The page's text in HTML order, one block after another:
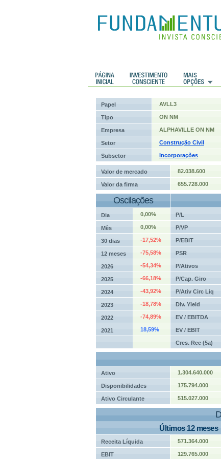
Histórico de cotações
Papel AVLL3
Tipo ON NM
Empresa ALPHAVILLE ON NM
Setor Construção Civil
Subsetor Incorporações
Valor de mercado 82.038.600
Valor da firma 655.728.000
Oscilações
Dia 0,00% P/L
Mês 0,00% P/VP
30 dias -17,52% P/EBIT
12 meses -75,58% PSR
2026 -54,34% P/Ativos
2025 -66,18% P/Cap. Giro
2024 -43,92% P/Ativ Circ Liq
2023 -18,78% Div. Yield
2022 -74,89% EV / EBITDA
2021 18,59% EV / EBIT
Cres. Rec (5a)
Ativo 1.304.640.000
Disponibilidades 175.794.000
Ativo Circulante 515.027.000
Últimos 12 meses
Receita Líquida 571.364.000
EBIT 129.765.000